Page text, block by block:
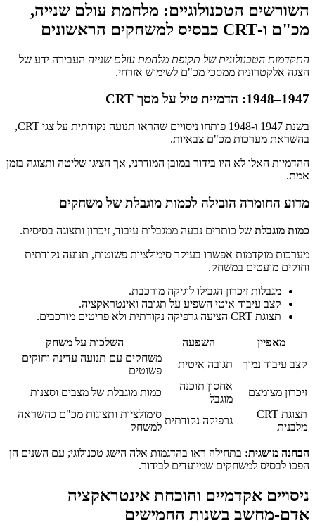
השורשים הטכנולוגיים: מלחמת עולם שנייה,
מכ"ם ו-CRT כבסיס למשחקים הראשונים
התקדמות הטכנולוגית של תקופת מלחמת עולם שנייה העבירה ידע של
הצגה אלקטרונית ממסכי מכ"ם לשימוש אזרחי.
1947–1948: הדמיית טיל על מסך CRT
בשנת 1947 ו-1948 פותחו ניסויים שהראו תנועה נקודתית על צגי CRT,
בהשראת מערכות מכ"ם צבאיות.
ההדמיות האלו לא היו בידור במובן המודרני, אך הציגו שליטה ותצוגה בזמן
אמת.
מדוע החומרה הובילה לכמות מוגבלת של משחקים
כמות מוגבלת של כותרים נבעה ממגבלות עיבוד, זיכרון ותצוגה בסיסית.
מערכות מוקדמות אפשרו בעיקר סימולציות פשוטות, תנועה נקודתית
וחוקים מועטים במשחק.
מגבלות זיכרון הגבילו לוגיקה מורכבת.
קצב עיבוד איטי השפיע על תגובה ואינטראקציה.
תצוגת CRT הציעה גרפיקה נקודתית ולא פריטים מורכבים.
מאפיין השפעה
השלכות על משחק
קצב עיבוד נמוך
תגובה איטית
משחקים עם תנועה עדינה וחוקים
פשוטים
זיכרון מצומצם
אחסון תוכנה
מוגבל
כמות מוגבלת של מצבים וסצנות
תצוגת CRT
מלבנית
גרפיקה נקודתית
סימולציות ותצוגות מכ"ם כהשראה
למשחק
הבחנה מושגית: בתחילה ראו בהדגמות אלה הישג טכנולוגי; עם השנים הן
הפכו לבסיס למשחקים שמיועדים לבידור.
ניסויים אקדמיים והוכחת אינטראקציה
אדם-מחשב בשנות החמישים